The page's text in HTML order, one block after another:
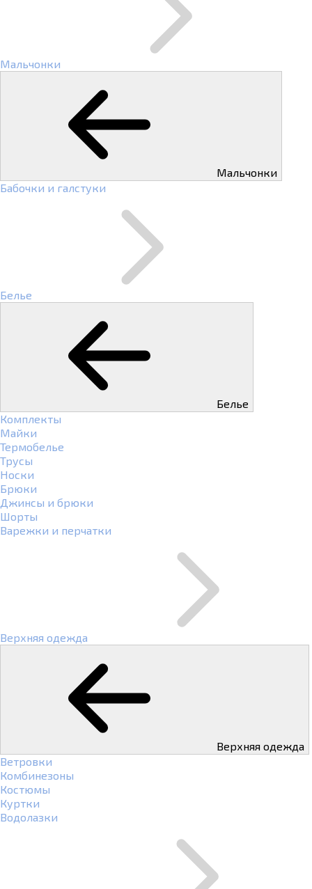
Мальчонки
Мальчонки
Бабочки и галстуки
Белье
Белье
Комплекты
Майки
Термобелье
Трусы
Носки
Брюки
Джинсы и брюки
Шорты
Варежки и перчатки
Верхняя одежда
Верхняя одежда
Ветровки
Комбинезоны
Костюмы
Куртки
Водолазки